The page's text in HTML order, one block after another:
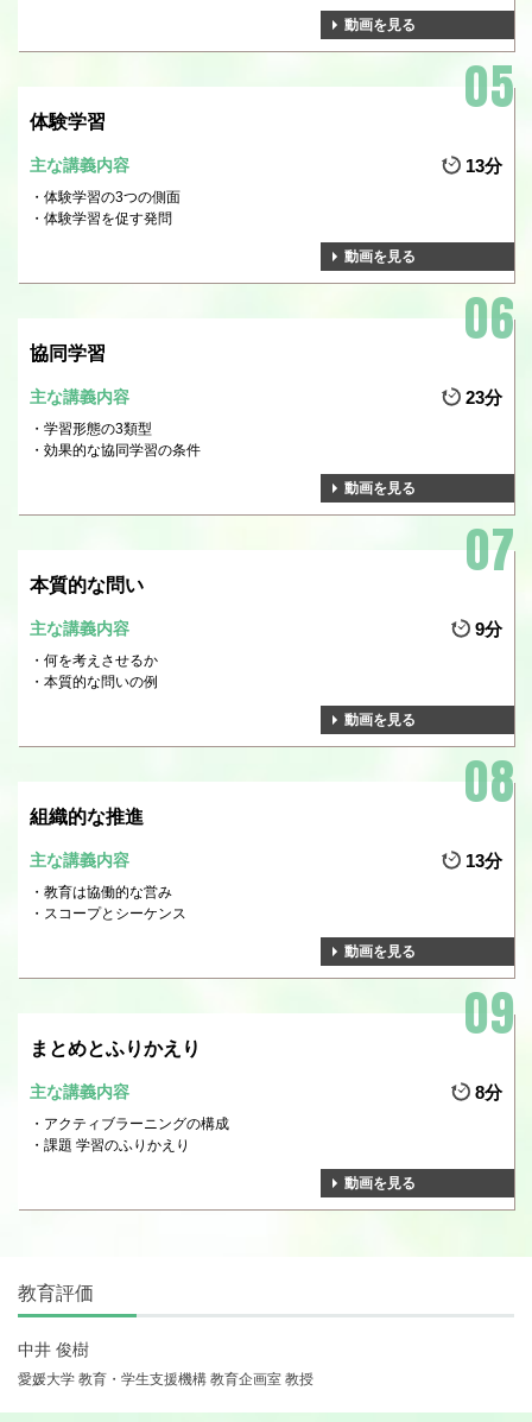
動画を見る
体験学習
主な講義内容 13分
体験学習の3つの側面
体験学習を促す発問
動画を見る
協同学習
主な講義内容 23分
学習形態の3類型
効果的な協同学習の条件
動画を見る
本質的な問い
主な講義内容 9分
何を考えさせるか
本質的な問いの例
動画を見る
組織的な推進
主な講義内容 13分
教育は協働的な営み
スコープとシーケンス
動画を見る
まとめとふりかえり
主な講義内容 8分
アクティブラーニングの構成
課題 学習のふりかえり
動画を見る
教育評価
中井 俊樹
愛媛大学 教育・学生支援機構 教育企画室 教授